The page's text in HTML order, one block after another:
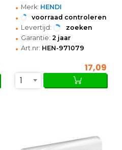
• Merk: HENDI
• voorraad controleren
• Levertijd: zoeken
• Garantie: 2 jaar
• Art.nr: HEN-971079
17,09
1